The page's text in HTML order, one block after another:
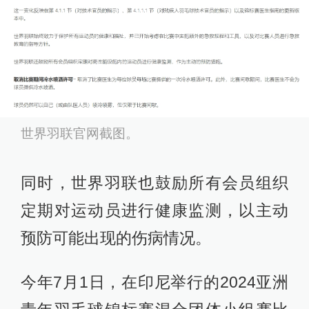
世界羽联官网截图。
同时，世界羽联也鼓励所有会员组织
定期对运动员进行健康监测，以主动
预防可能出现的伤病情况。
今年7月1日，在印尼举行的2024亚洲